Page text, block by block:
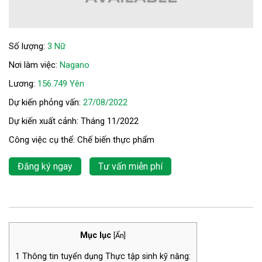
Số lượng: 3 Nữ
Nơi làm việc: Nagano
Lương: 156.749 Yên
Dự kiến phỏng vấn: 27/08/2022
Dự kiến xuất cảnh: Tháng 11/2022
Công việc cụ thể: Chế biến thực phẩm
Đăng ký ngay Tư vấn miễn phí
Mục lục [Ẩn]
1 Thông tin tuyển dụng Thực tập sinh kỹ năng: